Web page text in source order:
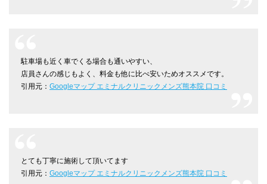
駐車場も近く車でくる場合も通いやすい、
店員さんの感じもよく、料金も他に比べ安いためオススメです。
引用元： Googleマップ エミナルクリニックメンズ熊本院 口コミ
とても丁寧に施術して頂いてます
引用元： Googleマップ エミナルクリニックメンズ熊本院 口コミ